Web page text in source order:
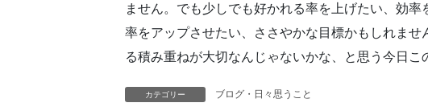
ません。でも少しでも好かれる率を上げたい、効
率をアップさせたい、ささやかな目標かもしれま
る積み重ねが大切なんじゃないかな、と思う今日こ
カテゴリー ブログ・日々思うこと